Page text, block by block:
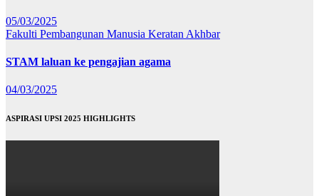
05/03/2025
Fakulti Pembangunan Manusia Keratan Akhbar
STAM laluan ke pengajian agama
04/03/2025
ASPIRASI UPSI 2025 HIGHLIGHTS